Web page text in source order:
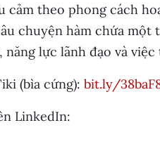
cảm theo phong cách
chuyện hàm chứa
năng lực lãnh đạo và
(bìa cứng): bit.ly/
LinkedIn: